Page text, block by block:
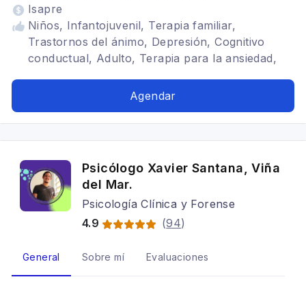
Isapre
Niños, Infantojuvenil, Terapia familiar,
Trastornos del ánimo, Depresión, Cognitivo
conductual, Adulto, Terapia para la ansiedad,
Agendar
Psicólogo Xavier Santana, Viña
del Mar.
Psicología Clínica y Forense
4.9
(94)
General Sobre mí Evaluaciones